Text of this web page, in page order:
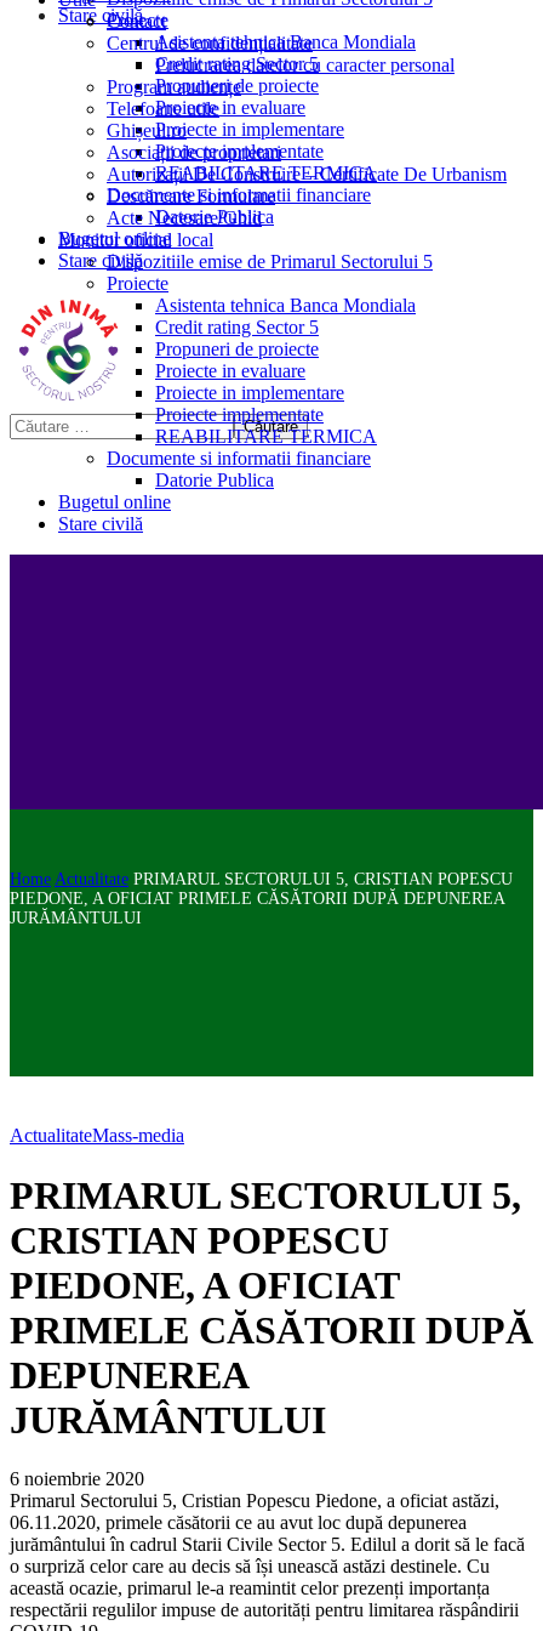
Stare civilă
Proiecte
Asistenta tehnica Banca Mondiala
Credit rating Sector 5
Propuneri de proiecte
Proiecte in evaluare
Proiecte in implementare
Proiecte implementate
REABILITARE TERMICA
Documente si informatii financiare
Datorie Publica
Bugetul online
Stare civilă
Contact
Centrul de confidențialitate
Prelucrarea datelor cu caracter personal
Program audiențe
Telefoane utile
Ghișeul.ro
Asociații de proprietari
Autorizații De Construire – Certificate De Urbanism
Descărcare Formulare
Acte Necesare/Ghid
Monitor oficial local
Dispozitiile emise de Primarul Sectorului 5
Proiecte
Asistenta tehnica Banca Mondiala
Credit rating Sector 5
Propuneri de proiecte
Proiecte in evaluare
Proiecte in implementare
Proiecte implementate
REABILITARE TERMICA
Documente si informatii financiare
Datorie Publica
Bugetul online
Stare civilă
Home Actualitate PRIMARUL SECTORULUI 5, CRISTIAN POPESCU
PIEDONE, A OFICIAT PRIMELE CĂSĂTORII DUPĂ DEPUNEREA
JURĂMÂNTULUI
ActualitateMass-media
PRIMARUL SECTORULUI 5,
CRISTIAN POPESCU
PIEDONE, A OFICIAT
PRIMELE CĂSĂTORII DUPĂ
DEPUNEREA
JURĂMÂNTULUI
6 noiembrie 2020
Primarul Sectorului 5, Cristian Popescu Piedone, a oficiat astăzi,
06.11.2020, primele căsătorii ce au avut loc după depunerea
jurământului în cadrul Starii Civile Sector 5. Edilul a dorit să le facă
o surpriză celor care au decis să își unească astăzi destinele. Cu
această ocazie, primarul le-a reamintit celor prezenți importanța
respectării regulilor impuse de autorități pentru limitarea răspândirii